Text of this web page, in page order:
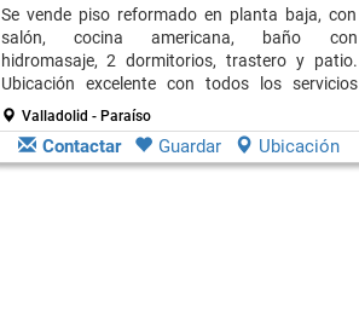
Se vende piso reformado en planta baja, con
salón, cocina americana, baño con
hidromasaje, 2 dormitorios, trastero y patio.
Ubicación excelente con todos los servicios
cercanos.
Valladolid - Paraíso
Contactar Guardar Ubicación